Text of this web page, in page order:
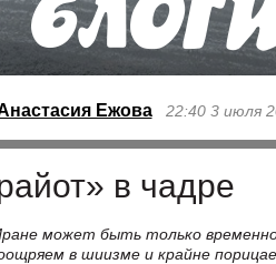
Ежова 22:40 3 июля
в чадре
может быть только
в шиизме и крайне